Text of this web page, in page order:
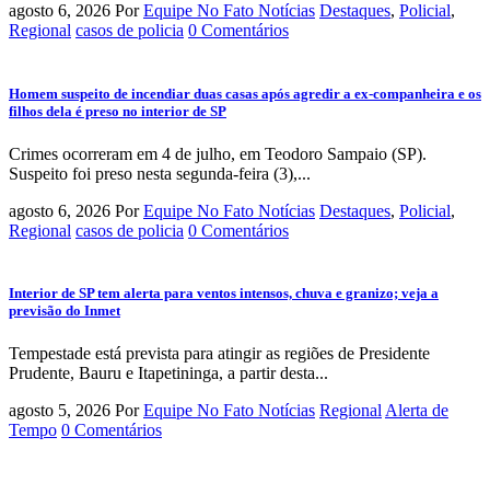
agosto 6, 2026 Por Equipe No Fato Notícias Destaques, Policial,
Regional casos de policia 0 Comentários
Homem suspeito de incendiar duas casas após agredir a ex-companheira e os
filhos dela é preso no interior de SP
Crimes ocorreram em 4 de julho, em Teodoro Sampaio (SP).
Suspeito foi preso nesta segunda-feira (3),...
agosto 6, 2026 Por Equipe No Fato Notícias Destaques, Policial,
Regional casos de policia 0 Comentários
Interior de SP tem alerta para ventos intensos, chuva e granizo; veja a
previsão do Inmet
Tempestade está prevista para atingir as regiões de Presidente
Prudente, Bauru e Itapetininga, a partir desta...
agosto 5, 2026 Por Equipe No Fato Notícias Regional Alerta de
Tempo 0 Comentários